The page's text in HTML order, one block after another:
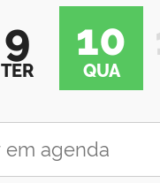
9
TER
10
QUA